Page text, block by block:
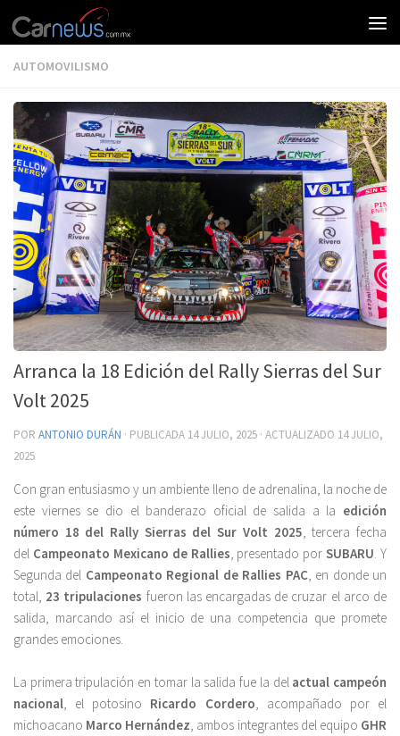
AUTOMOVILISMO
Arranca la 18 Edición del Rally Sierras del Sur
Volt 2025
POR ANTONIO DURÁN · PUBLICADA 14 JULIO, 2025 · ACTUALIZADO 14 JULIO,
2025
Con gran entusiasmo y un ambiente lleno de adrenalina, la noche de
este viernes se dio el banderazo oficial de salida a la edición
número 18 del Rally Sierras del Sur Volt 2025 , tercera fecha
del Campeonato Mexicano de Rallies , presentado porSUBARU . Y
Segunda del Campeonato Regional de Rallies PAC, en donde un
total, 23 tripulaciones fueron las encargadas de cruzar el arco de
salida, marcando así el inicio de una competencia que promete
grandes emociones.
La primera tripulación en tomar la salida fue la del actual campeón
nacional , el potosino Ricardo Cordero , acompañado por el
michoacano Marco Hernández , ambos integrantes del equipo GHR